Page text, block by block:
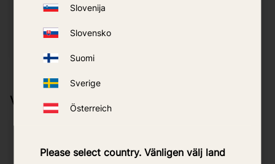
Slovenija
Slovensko
Suomi
Sverige
Österreich
Please select country. Vänligen välj land
kr
Vairāk no tā paša zīmola